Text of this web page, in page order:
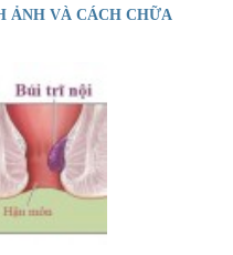
ẢNH VÀ CÁCH CHỮA